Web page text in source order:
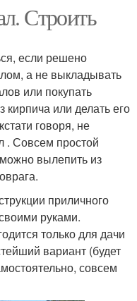
Строить
если решено
а не выкладывать
или покупать
кирпича или делать его
говоря, не
. Совсем простой
вылепить из
приличного
руками.
только для дачи
вариант (будет
совсем